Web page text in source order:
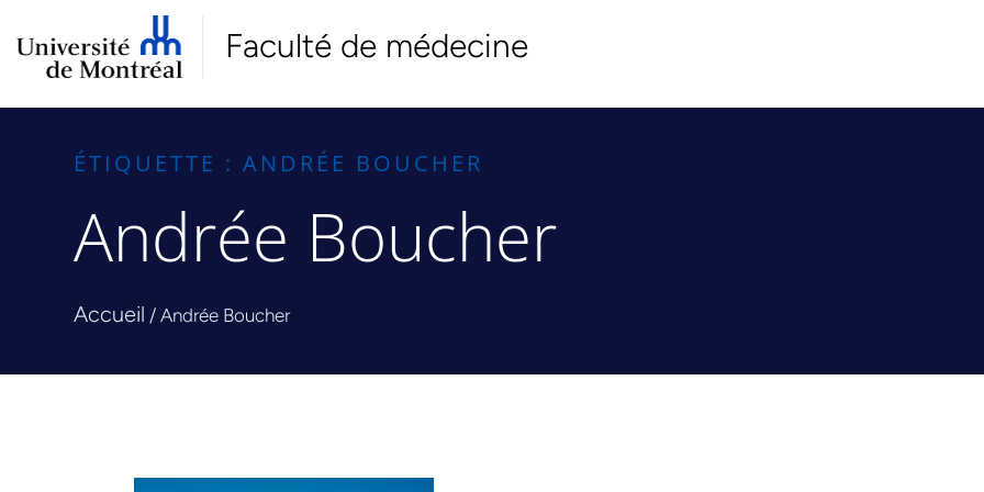
Faculté de médecine
ÉTIQUETTE : ANDRÉE BOUCHER
Andrée Boucher
Accueil /Andrée Boucher